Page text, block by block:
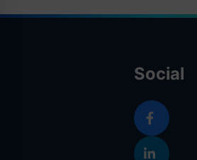
Social